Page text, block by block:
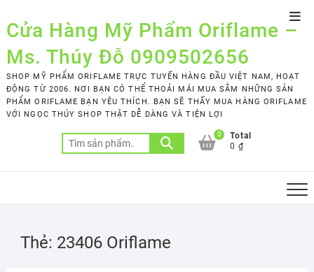
to
content
Cửa Hàng Mỹ Phẩm Oriflame –
Ms. Thúy Đỗ 0909502656
SHOP MỸ PHẨM ORIFLAME TRỰC TUYẾN HÀNG ĐẦU VIỆT NAM, HOẠT
ĐỘNG TỪ 2006. NƠI BẠN CÓ THỂ THOẢI MÁI MUA SẮM NHỮNG SẢN
PHẨM ORIFLAME BẠN YÊU THÍCH. BẠN SẼ THẤY MUA HÀNG ORIFLAME
VỚI NGỌC THÚY SHOP THẬT DỄ DÀNG VÀ TIỆN LỢI
Tìm
kiếm:
0
Total
0 ₫
Thẻ: 23406 Oriflame